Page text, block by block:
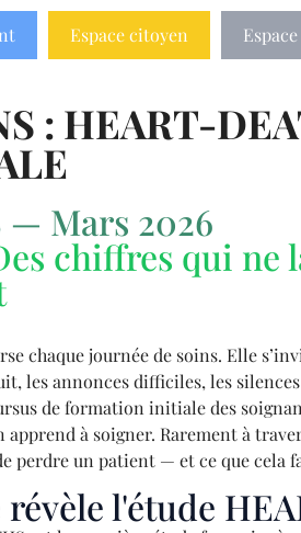
Espace citoyen
: HEART-
— Mars 2026
chiffres qui ne
chaque journée de soins. Elle
les annonces difficiles, les
de formation initiale des
apprend à soigner. Rarement à
perdre un patient — et ce que cela
révèle l'étude